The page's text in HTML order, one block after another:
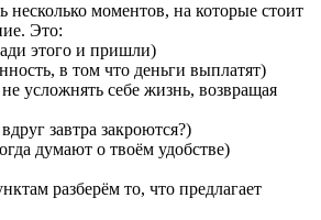
несколько моментов, на которые стоит
Это:
этого и пришли)
в том что деньги выплатят)
усложнять себе жизнь, возвращая
завтра закроются?)
думают о твоём удобстве)
разберём то, что предлагает